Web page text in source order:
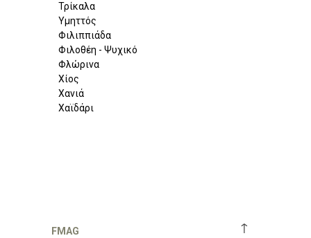
Τρίκαλα
Υμηττός
Φιλιππιάδα
Φιλοθέη - Ψυχικό
Φλώρινα
Χίος
Χανιά
Χαϊδάρι
↑
FMAG